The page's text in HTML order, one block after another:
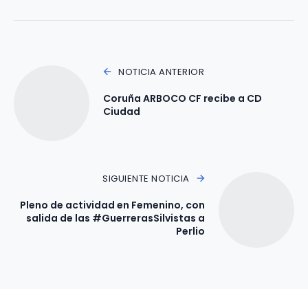
NOTICIA ANTERIOR
Coruña ARBOCO CF recibe a CD
Ciudad
SIGUIENTE NOTICIA
Pleno de actividad en Femenino, con
salida de las #GuerrerasSilvistas a
Perlio